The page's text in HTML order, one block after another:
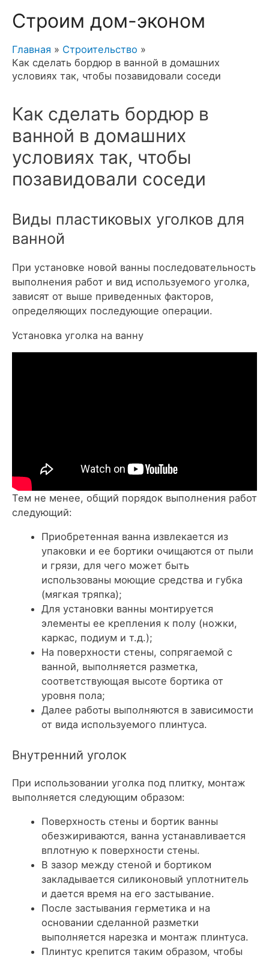
Строим дом-эконом
Главная
Строительство
Как сделать бордюр в ванной в домашних
условиях так, чтобы позавидовали соседи
Как сделать бордюр в
ванной в домашних
условиях так, чтобы
позавидовали соседи
Виды пластиковых уголков для
ванной
При установке новой ванны последовательность
выполнения работ и вид используемого уголка,
зависят от выше приведенных факторов,
определяющих последующие операции.
Установка уголка на ванну
Тем не менее, общий порядок выполнения работ
следующий:
Приобретенная ванна извлекается из
упаковки и ее бортики очищаются от пыли
и грязи, для чего может быть
использованы моющие средства и губка
(мягкая тряпка);
Для установки ванны монтируется
элементы ее крепления к полу (ножки,
каркас, подиум и т.д.);
На поверхности стены, сопрягаемой с
ванной, выполняется разметка,
соответствующая высоте бортика от
уровня пола;
Далее работы выполняются в зависимости
от вида используемого плинтуса.
Внутренний уголок
При использовании уголка под плитку, монтаж
выполняется следующим образом:
Поверхность стены и бортик ванны
обезжириваются, ванна устанавливается
вплотную к поверхности стены.
В зазор между стеной и бортиком
закладывается силиконовый уплотнитель
и дается время на его застывание.
После застывания герметика и на
основании сделанной разметки
выполняется нарезка и монтаж плинтуса.
Плинтус крепится таким образом, чтобы